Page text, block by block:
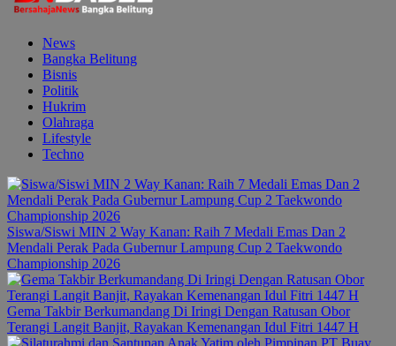
News
Bangka Belitung
Bisnis
Politik
Hukrim
Olahraga
Lifestyle
Techno
Siswa/Siswi MIN 2 Way Kanan: Raih 7 Medali Emas Dan 2
Mendali Perak Pada Gubernur Lampung Cup 2 Taekwondo
Championship 2026
Gema Takbir Berkumandang Di Iringi Dengan Ratusan Obor
Terangi Langit Banjit, Rayakan Kemenangan Idul Fitri 1447 H